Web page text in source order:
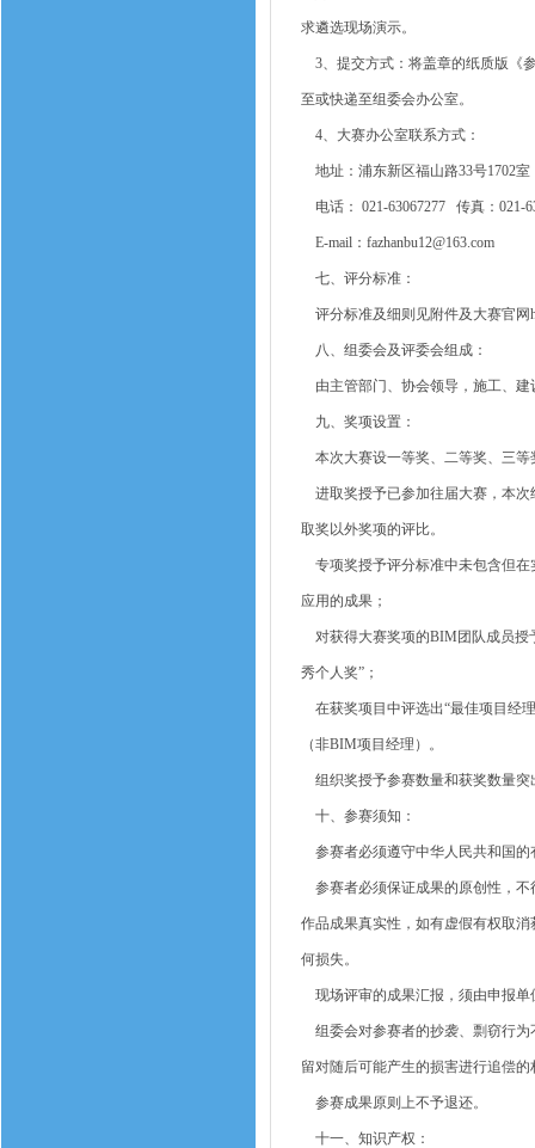
求遴选现场演示。
3、提交方式：将盖章的纸质版《
至或快递至组委会办公室。
4、大赛办公室联系方式：
地址：浦东新区福山路33号1702室
电话： 021-63067277 传真：021-
E-mail：fazhanbu12@163.com
七、评分标准：
评分标准及细则见附件及大赛官网
八、组委会及评委会组成：
由主管部门、协会领导，施工、建
九、奖项设置：
本次大赛设一等奖、二等奖、三等
进取奖授予已参加往届大赛，本次
取奖以外奖项的评比。
专项奖授予评分标准中未包含但在
应用的成果；
对获得大赛奖项的BIM团队成员授
秀个人奖”；
在获奖项目中评选出“最佳项目经
（非BIM项目经理）。
组织奖授予参赛数量和获奖数量突
十、参赛须知：
参赛者必须遵守中华人民共和国的
参赛者必须保证成果的原创性，不
作品成果真实性，如有虚假有权取
何损失。
现场评审的成果汇报，须由申报单
组委会对参赛者的抄袭、剽窃行为
留对随后可能产生的损害进行追偿
参赛成果原则上不予退还。
十一、知识产权：